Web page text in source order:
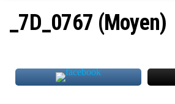
_7D_0767 (Moyen)